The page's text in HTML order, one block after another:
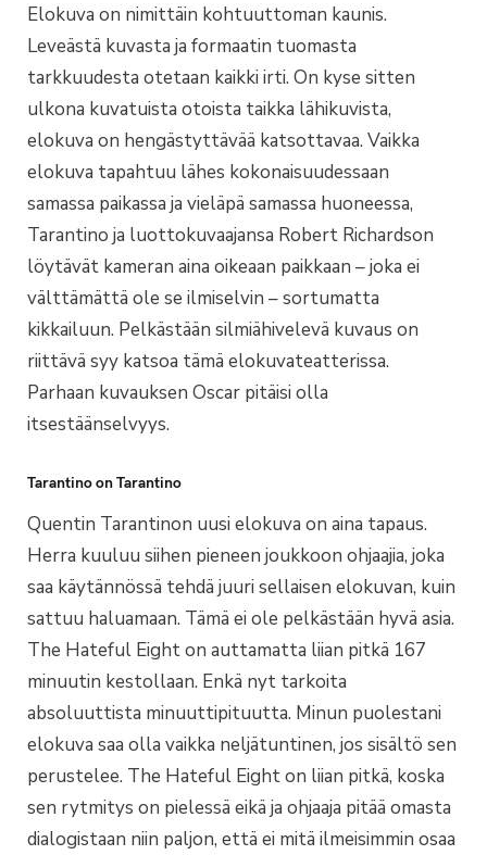
Elokuva on nimittäin kohtuuttoman kaunis.
Leveästä kuvasta ja formaatin tuomasta
tarkkuudesta otetaan kaikki irti. On kyse sitten
ulkona kuvatuista otoista taikka lähikuvista,
elokuva on hengästyttävää katsottavaa. Vaikka
elokuva tapahtuu lähes kokonaisuudessaan
samassa paikassa ja vieläpä samassa huoneessa,
Tarantino ja luottokuvaajansa Robert Richardson
löytävät kameran aina oikeaan paikkaan – joka ei
välttämättä ole se ilmiselvin – sortumatta
kikkailuun. Pelkästään silmiähivelevä kuvaus on
riittävä syy katsoa tämä elokuvateatterissa.
Parhaan kuvauksen Oscar pitäisi olla
itsestäänselvyys.
Tarantino on Tarantino
Quentin Tarantinon uusi elokuva on aina tapaus.
Herra kuuluu siihen pieneen joukkoon ohjaajia, joka
saa käytännössä tehdä juuri sellaisen elokuvan, kuin
sattuu haluamaan. Tämä ei ole pelkästään hyvä asia.
The Hateful Eight on auttamatta liian pitkä 167
minuutin kestollaan. Enkä nyt tarkoita
absoluuttista minuuttipituutta. Minun puolestani
elokuva saa olla vaikka neljätuntinen, jos sisältö sen
perustelee. The Hateful Eight on liian pitkä, koska
sen rytmitys on pielessä eikä ja ohjaaja pitää omasta
dialogistaan niin paljon, että ei mitä ilmeisimmin osaa